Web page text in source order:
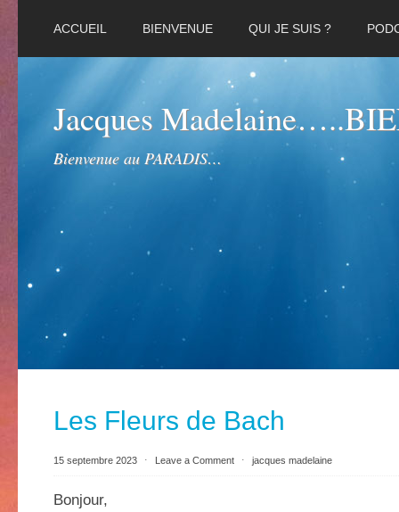
ACCUEIL BIENVENUE QUI JE SUIS ?
Jacques
Bienvenue au PARADIS…
Les Fleurs de Bach
15 septembre 2023 ⋅ Leave a Comment ⋅ jacques madelaine
Bonjour,